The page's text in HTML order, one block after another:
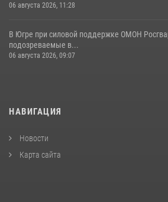
06 августа 2026, 11:28
В Югре при силовой поддержке ОМОН
подозреваемые в...
06 августа 2026, 09:07
НАВИГАЦИЯ
Новости
Карта сайта